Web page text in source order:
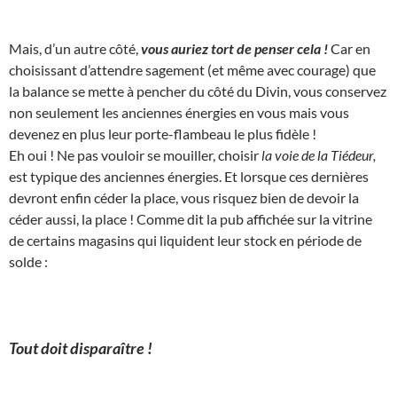
Mais, d’un autre côté, vous auriez tort de penser cela !Car en
choisissant d’attendre sagement (et même avec courage) que
la balance se mette à pencher du côté du Divin, vous conservez
non seulement les anciennes énergies en vous mais vous
devenez en plus leur porte-flambeau le plus fidèle !
Eh oui ! Ne pas vouloir se mouiller, choisir la voie de la Tiédeur,
est typique des anciennes énergies. Et lorsque ces dernières
devront enfin céder la place, vous risquez bien de devoir la
céder aussi, la place ! Comme dit la pub affichée sur la vitrine
de certains magasins qui liquident leur stock en période de
solde :
Tout doit disparaître !